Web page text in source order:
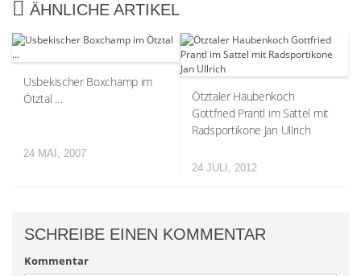
ÄHNLICHE ARTIKEL
Usbekischer Boxchamp im
Ötztal …
24 MAI, 2007
Ötztaler Haubenkoch
Gottfried Prantl im Sattel mit
Radsportikone Jan Ullrich
24 JULI, 2012
SCHREIBE EINEN KOMMENTAR
Kommentar